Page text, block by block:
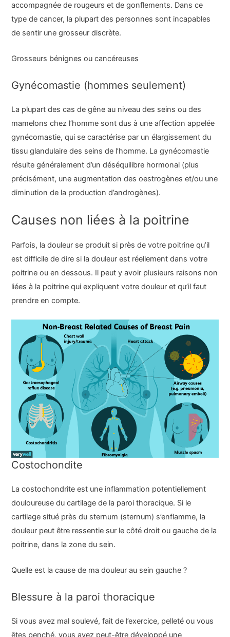
accompagnée de rougeurs et de gonflements. Dans ce
type de cancer, la plupart des personnes sont incapables
de sentir une grosseur discrète.
Grosseurs bénignes ou cancéreuses
Gynécomastie (hommes seulement)
La plupart des cas de gêne au niveau des seins ou des
mamelons chez l’homme sont dus à une affection appelée
gynécomastie, qui se caractérise par un élargissement du
tissu glandulaire des seins de l’homme. La gynécomastie
résulte généralement d’un déséquilibre hormonal (plus
précisément, une augmentation des oestrogènes et/ou une
diminution de la production d’androgènes).
Causes non liées à la poitrine
Parfois, la douleur se produit si près de votre poitrine qu’il
est difficile de dire si la douleur est réellement dans votre
poitrine ou en dessous. Il peut y avoir plusieurs raisons non
liées à la poitrine qui expliquent votre douleur et qu’il faut
prendre en compte.
Costochondite
La costochondrite est une inflammation potentiellement
douloureuse du cartilage de la paroi thoracique. Si le
cartilage situé près du sternum (sternum) s’enflamme, la
douleur peut être ressentie sur le côté droit ou gauche de la
poitrine, dans la zone du sein.
Quelle est la cause de ma douleur au sein gauche ?
Blessure à la paroi thoracique
Si vous avez mal soulevé, fait de l’exercice, pelleté ou vous
êtes penché, vous avez peut-être développé une